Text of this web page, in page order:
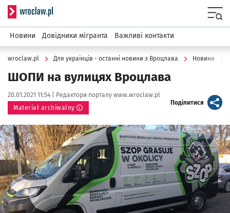
Serwis informacyjny wroclaw.pl
Новини Довідники мігранта Важливі контакти
wroclaw.pl Для українців - останні новини з Вроцлава Новини
ШОПИ на вулицях Вроцлава
Data publikacji:
20.01.2021 11:54 | Autor:
Редактори порталу www.wroclaw.pl
Materiał archiwalny
Поділитися artykuł
Kliknij, aby powiększyć